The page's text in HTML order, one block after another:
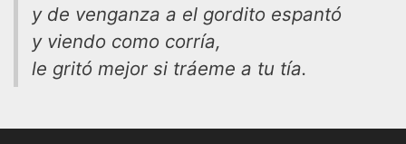
y de venganza a el gordito espantó
y viendo como corría,
le gritó mejor si tráeme a tu tía.